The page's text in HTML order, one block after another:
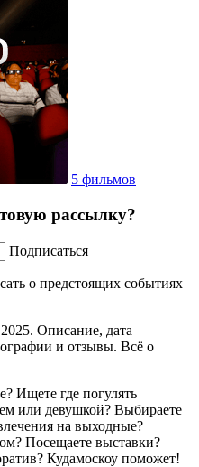
5 фильмов
рассылку?
Подписаться
о предстоящих событиях
Описание, дата
и отзывы. Всё о
Ищете где погулять
или девушкой? Выбираете
на выходные?
Посещаете выставки?
Кудамоскоу поможет!